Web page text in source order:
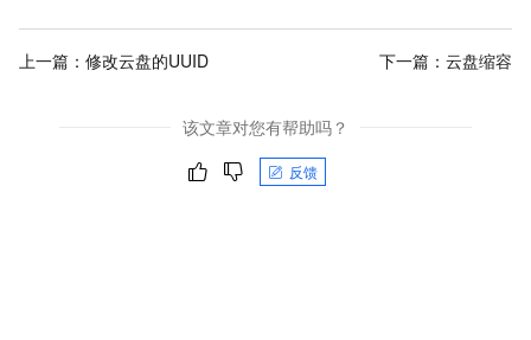
上一篇： 修改云盘的UUID 下一篇： 云盘缩容
该文章对您有帮助吗？
反馈